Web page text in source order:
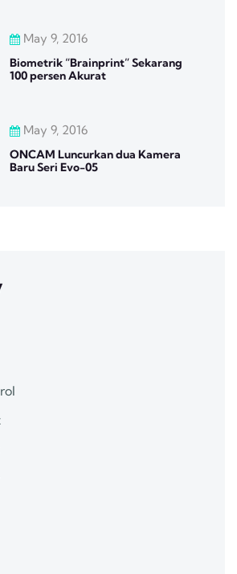
May 9, 2016
Biometrik “Brainprint” Sekarang
100 persen Akurat
May 9, 2016
ONCAM Luncurkan dua Kamera
Baru Seri Evo-05